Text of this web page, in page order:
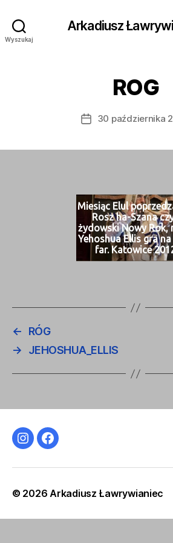
Wyszukaj
Arkadiusz
ROG
Data30 października
Miesiąc Elul
Rosz ha-Szana
żydows­ki Nowy Rok,
Yehoshua Ellis gra
far. Katow­ice
←
RÓG
→
JEHOSHUA_ELLIS
InstagramFacebook
© 2026Arkadiusz Ławrywianiec